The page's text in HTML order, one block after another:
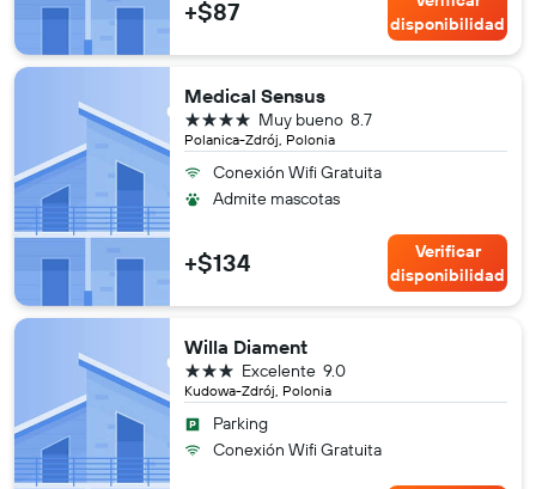
+$87
disponibilidad
Medical Sensus
Polanica-Zdrój, Polonia
8.7
Muy bueno
4 estrellas
Conexión Wifi Gratuita
Admite mascotas
+$134
Verificar
disponibilidad
Willa Diament
Kudowa-Zdrój, Polonia
9.0
Excelente
3 estrellas
Parking
Conexión Wifi Gratuita